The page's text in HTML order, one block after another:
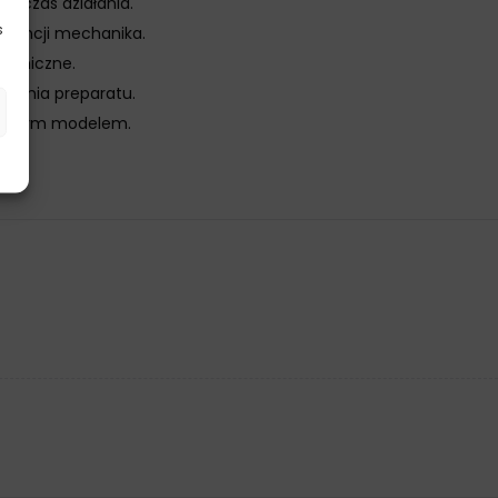
mechanika.
preparatu.
modelem.